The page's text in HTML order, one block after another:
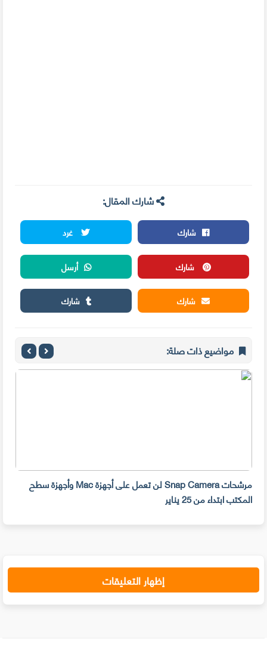
شارك المقال:
شارك
غرد
شارك
أرسل
شارك
شارك
مواضيع ذات صلة:
مرشحات Snap Camera لن تعمل على أجهزة Mac وأجهزة سطح
المكتب ابتداء من 25 يناير
إظهار التعليقات